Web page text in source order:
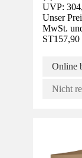
UVP:
Unser
MwSt.
ST157,90
Online
Nicht